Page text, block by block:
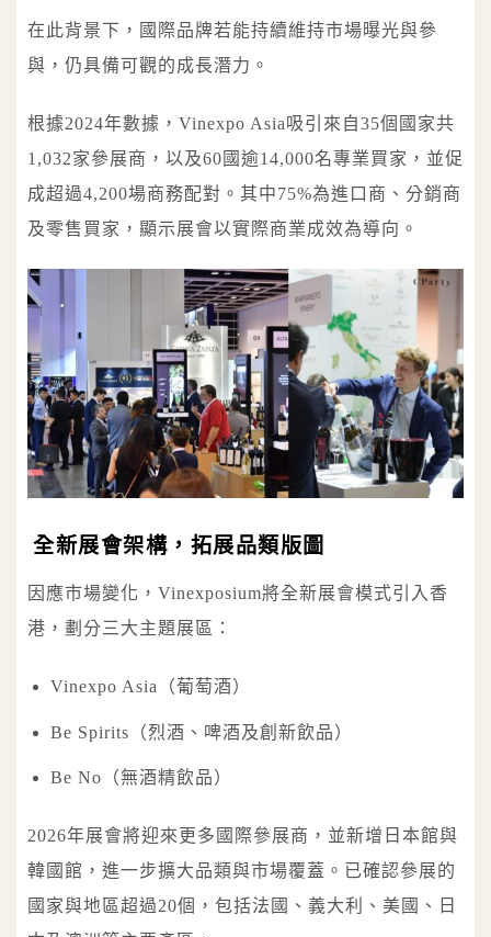
在此背景下，國際品牌若能持續維持市場曝光與參
與，仍具備可觀的成長潛力。
根據2024年數據，Vinexpo Asia吸引來自35個國家共
1,032家參展商，以及60國逾14,000名專業買家，並促
成超過4,200場商務配對。其中75%為進口商、分銷商
及零售買家，顯示展會以實際商業成效為導向。
全新展會架構，拓展品類版圖
因應市場變化，Vinexposium將全新展會模式引入香
港，劃分三大主題展區：
Vinexpo Asia（葡萄酒）
Be Spirits（烈酒、啤酒及創新飲品）
Be No（無酒精飲品）
2026年展會將迎來更多國際參展商，並新增日本館與
韓國館，進一步擴大品類與市場覆蓋。已確認參展的
國家與地區超過20個，包括法國、義大利、美國、日